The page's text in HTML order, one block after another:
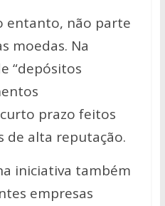
entanto, não parte
moedas. Na
“depósitos
prazo feitos
de alta reputação.
iniciativa também
empresas